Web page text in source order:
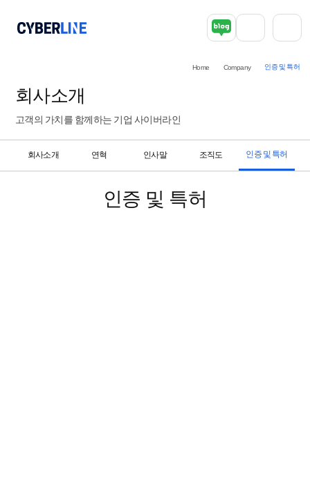
회사소개
고객의 가치를 함께하는 기업 사이버라인
Home Company 인증 및 특허
회사소개 연혁 인사말 조직도 인증 및 특허
인증 및 특허